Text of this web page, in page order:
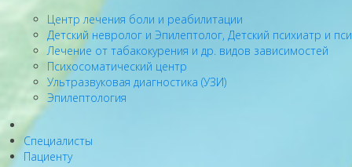
Центр лечения боли и реабилитации
Детский невролог и Эпилептолог, Детский психиатр и
Лечение от табакокурения и др. видов зависимостей
Психосоматический центр
Ультразвуковая диагностика (УЗИ)
Эпилептология
Специалисты
Пациенту